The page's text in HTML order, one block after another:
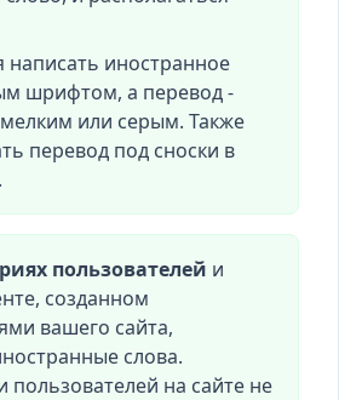
написать иностранное
шрифтом, а перевод -
или серым. Также
перевод под сноски в
пользователей и
созданном
вашего сайта,
слова.
на сайте не